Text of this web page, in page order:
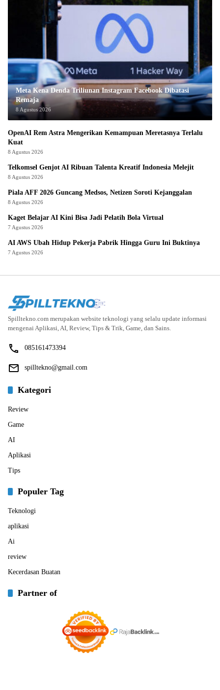
Meta Kena Denda Triliunan Instagram Facebook Dibatasi
Remaja
8 Agustus 2026
OpenAI Rem Astra Mengerikan Kemampuan Meretasnya Terlalu
Kuat
8 Agustus 2026
Telkomsel Genjot AI Ribuan Talenta Kreatif Indonesia Melejit
8 Agustus 2026
Piala AFF 2026 Guncang Medsos, Netizen Soroti Kejanggalan
8 Agustus 2026
Kaget Belajar AI Kini Bisa Jadi Pelatih Bola Virtual
7 Agustus 2026
AI AWS Ubah Hidup Pekerja Pabrik Hingga Guru Ini Buktinya
7 Agustus 2026
Spilltekno.com merupakan website teknologi yang selalu update informasi
mengenai Aplikasi, AI, Review, Tips & Trik, Game, dan Sains.
085161473394
spilltekno@gmail.com
Kategori
Review
Game
AI
Aplikasi
Tips
Populer Tag
Teknologi
aplikasi
Ai
review
Kecerdasan Buatan
Partner of